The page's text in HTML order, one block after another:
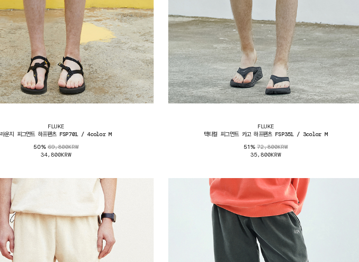
FLUKE
라운지 피그먼트 하프팬츠 FSP701 / 4color M
50%69,800KRW
34,800KRW
FLUKE
텍티컬 피그먼트 카고 하프팬츠 FSP351 / 3color M
51%72,800KRW
35,800KRW